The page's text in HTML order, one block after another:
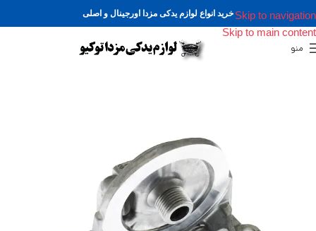
Skip to navigation
Skip to main content
خرید انواع لوازم یدکی مزدا اورجینال و اصلی
منو